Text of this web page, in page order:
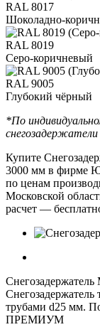
RAL 8017
Шоколадно-
RAL 8019
Серо-коричневый
RAL 9005
Глубокий чёрный
*По
Купите
3000 мм в фирме
по ценам
Московской
расчет —
трубами d25 мм.
ПРЕМИУМ